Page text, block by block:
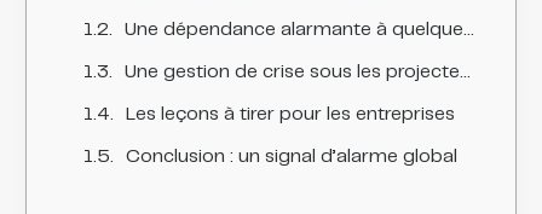
Une dépendance alarmante à quelques fournisseurs clés
Une gestion de crise sous les projecteurs
Les leçons à tirer pour les entreprises
Conclusion : un signal d’alarme global